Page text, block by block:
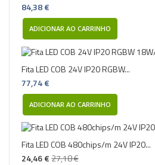
84,38 €
ADICIONAR AO CARRINHO
Fita LED COB 24V IP20 RGBW...
77,74 €
ADICIONAR AO CARRINHO
Fita LED COB 480chips/m 24V IP20...
24,46 €27,18 €